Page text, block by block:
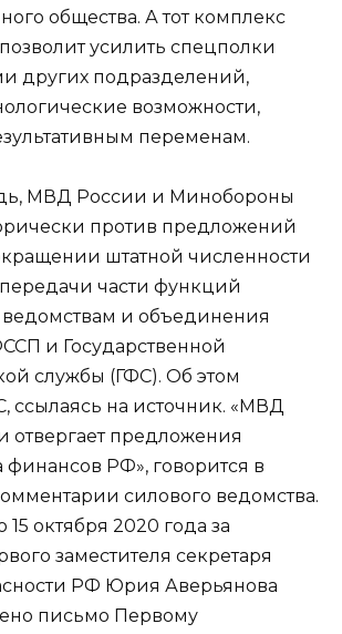
общества. А тот комплекс
усилить спецполки
других подразделений,
возможности,
переменам.
МВД России и Минобороны
против предложений
штатной численности
части функций
и объединения
и Государственной
службы (ГФС). Об этом
ссылаясь на источник. «МВД
отвергает предложения
финансов РФ», говорится в
силового ведомства.
октября 2020 года за
заместителя секретаря
РФ Юрия Аверьянова
письмо Первому